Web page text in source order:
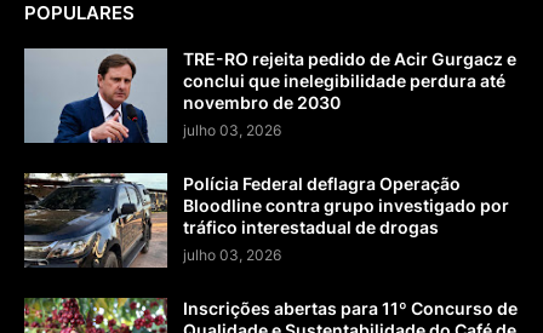
POPULARES
TRE-RO rejeita pedido de Acir Gurgacz e
conclui que inelegibilidade perdura até
novembro de 2030
julho 03, 2026
Polícia Federal deflagra Operação
Bloodline contra grupo investigado por
tráfico interestadual de drogas
julho 03, 2026
Inscrições abertas para 11º Concurso de